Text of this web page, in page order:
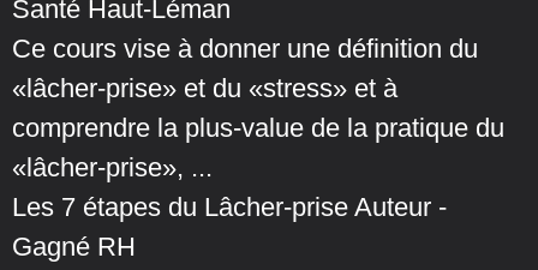
Santé Haut-Léman
Ce cours vise à donner une définition du
«lâcher-prise» et du «stress» et à
comprendre la plus-value de la pratique du
«lâcher-prise», ...
Les 7 étapes du Lâcher-prise Auteur -
Gagné RH